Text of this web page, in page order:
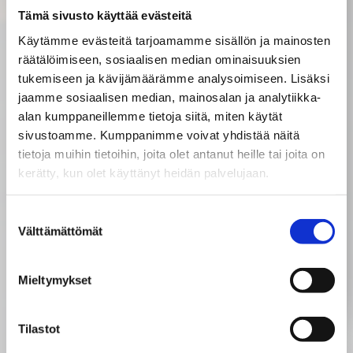
Tämä sivusto käyttää evästeitä
Käytämme evästeitä tarjoamamme sisällön ja mainosten
räätälöimiseen, sosiaalisen median ominaisuuksien
tukemiseen ja kävijämäärämme analysoimiseen. Lisäksi
jaamme sosiaalisen median, mainosalan ja analytiikka-
alan kumppaneillemme tietoja siitä, miten käytät
sivustoamme. Kumppanimme voivat yhdistää näitä
tietoja muihin tietoihin, joita olet antanut heille tai joita on
kerätty, kun olet käyttänyt heidän palvelujaan.
valinta
Välttämättömät
Mieltymykset
Tilastot
DAF XF 530 FAW 8x4-4 on varustettu
VDL-koukkulaitteella ja suunniteltu
vastaamaan vaativiin kuljetustarpeisiin.
Tämä monipuolinen työkalu on nyt osa
Pentti Malmi Oy:n kalustoa, jossa se
palvelee tehokkaasti
vaihtolavakuljetuksissa,
nostopalveluissa ja traktoriurakoinnissa.
Auton päällirakenteen toteutti NTM
ajatusten pohjalta.